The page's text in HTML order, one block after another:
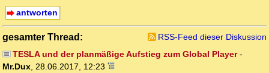
antworten
gesamter Thread:
RSS-Feed dieser Diskussion
TESLA und der planmäßige Aufstieg zum Global Player-
Mr.Dux, 28.06.2017, 12:23